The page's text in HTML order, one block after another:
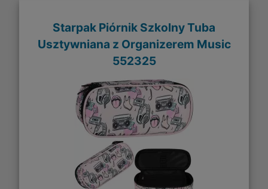
Starpak Piórnik Szkolny Tuba
Usztywniana z Organizerem Music
552325